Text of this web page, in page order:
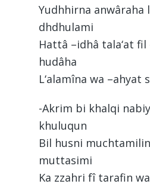
Yudhhirna anwâraha
dhdhulami
Hattâ –idhâ tala‘at fil
hudâha
L‘alamîna wa –ahyat
-Akrim bi khalqi
khuluqun
Bil husni
muttasimi
Ka zzahri fî tarafin